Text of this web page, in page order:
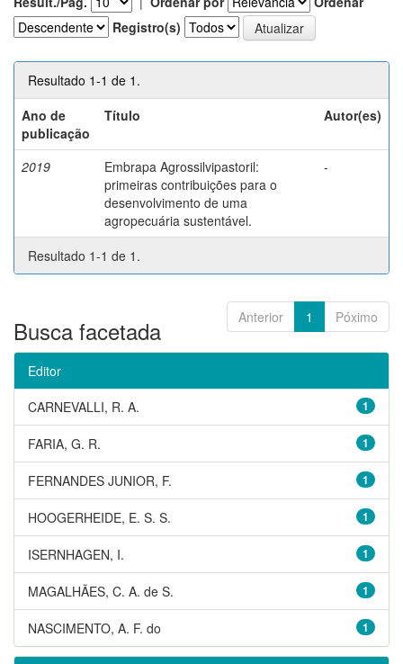
Registro(s)
Resultado 1-1 de 1.
Ano de
publicação
Título Autor(es)
2019
Embrapa Agrossilvipastoril:
primeiras contribuições para o
desenvolvimento de uma
agropecuária sustentável.
-
Resultado 1-1 de 1.
Anterior 1 Póximo
Busca facetada
Editor
1
CARNEVALLI, R. A.
1
FARIA, G. R.
1
FERNANDES JUNIOR, F.
1
HOOGERHEIDE, E. S. S.
1
ISERNHAGEN, I.
1
MAGALHÃES, C. A. de S.
1
NASCIMENTO, A. F. do